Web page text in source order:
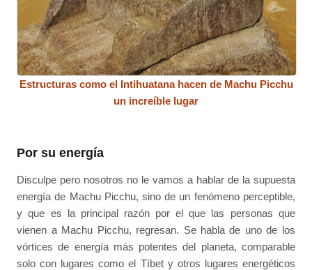
Estructuras como el Intihuatana hacen de Machu Picchu
un increíble lugar
Por su energía
Disculpe pero nosotros no le vamos a hablar de la supuesta
energía de Machu Picchu, sino de un fenómeno perceptible,
y que es la principal razón por el que las personas que
vienen a Machu Picchu, regresan. Se habla de uno de los
vórtices de energía más potentes del planeta, comparable
solo con lugares como el Tíbet y otros lugares energéticos